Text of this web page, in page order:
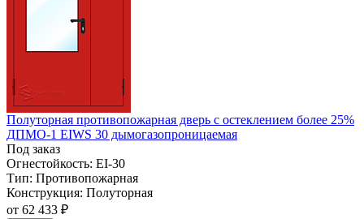
Полуторная противопожарная дверь с остеклением более 25%
ДПМО-1 EIWS 30 дымогазопроницаемая
Под заказ
Огнестойкость: EI-30
Тип: Противопожарная
Конструкция: Полуторная
от 62 433 ₽